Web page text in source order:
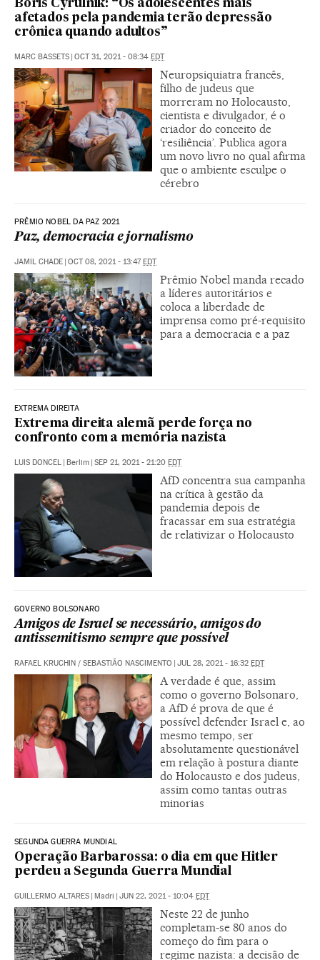
Boris Cyrulnik: “Os adolescentes mais
afetados pela pandemia terão depressão
crônica quando adultos”
MARC BASSETS OCT 31, 2021 - 08:34 EDT
Neuropsiquiatra francês,
filho de judeus que
morreram no Holocausto,
cientista e divulgador, é o
criador do conceito de
‘resiliência’. Publica agora
um novo livro no qual afirma
que o ambiente esculpe o
cérebro
PRÊMIO NOBEL DA PAZ 2021
Paz, democracia e jornalismo
JAMIL CHADE OCT 08, 2021 - 13:47 EDT
Prêmio Nobel manda recado
a líderes autoritários e
coloca a liberdade de
imprensa como pré-requisito
para a democracia e a paz
EXTREMA DIREITA
Extrema direita alemã perde força no
confronto com a memória nazista
LUIS DONCEL Berlim SEP 21, 2021 - 21:20 EDT
AfD concentra sua campanha
na crítica à gestão da
pandemia depois de
fracassar em sua estratégia
de relativizar o Holocausto
GOVERNO BOLSONARO
Amigos de Israel se necessário, amigos do
antissemitismo sempre que possível
RAFAEL KRUCHIN / SEBASTIÃO NASCIMENTO | JUL 28, 2021 - 16:32 EDT
A verdade é que, assim
como o governo Bolsonaro,
a AfD é prova de que é
possível defender Israel e, ao
mesmo tempo, ser
absolutamente questionável
em relação à postura diante
do Holocausto e dos judeus,
assim como tantas outras
minorias
SEGUNDA GUERRA MUNDIAL
Operação Barbarossa: o dia em que Hitler
perdeu a Segunda Guerra Mundial
GUILLERMO ALTARES | Madri | JUN 22, 2021 - 10:04 EDT
Neste 22 de junho
completam-se 80 anos do
começo do fim para o
regime nazista: a decisão de